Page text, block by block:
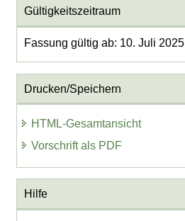
Gültigkeitszeitraum
Fassung gültig ab: 10. Juli 2025
Drucken/Speichern
HTML-Gesamtansicht
Vorschrift als PDF
Hilfe